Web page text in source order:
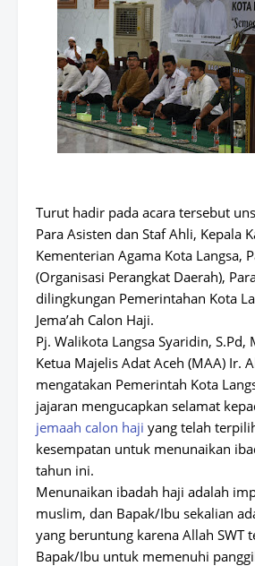
Turut hadir pada acara tersebut
Para Asisten dan Staf Ahli, Kepala
Kementerian Agama Kota Langsa,
(Organisasi Perangkat Daerah),
dilingkungan Pemerintahan Kota
Jema’ah Calon Haji.
Pj. Walikota Langsa Syaridin, S.Pd,
Ketua Majelis Adat Aceh (MAA) Ir.
mengatakan Pemerintah Kota
jajaran mengucapkan selamat
jemaah calon haji yang telah
kesempatan untuk menunaikan
tahun ini.
Menunaikan ibadah haji adalah
muslim, dan Bapak/Ibu sekalian
yang beruntung karena Allah SWT
Bapak/Ibu untuk memenuhi